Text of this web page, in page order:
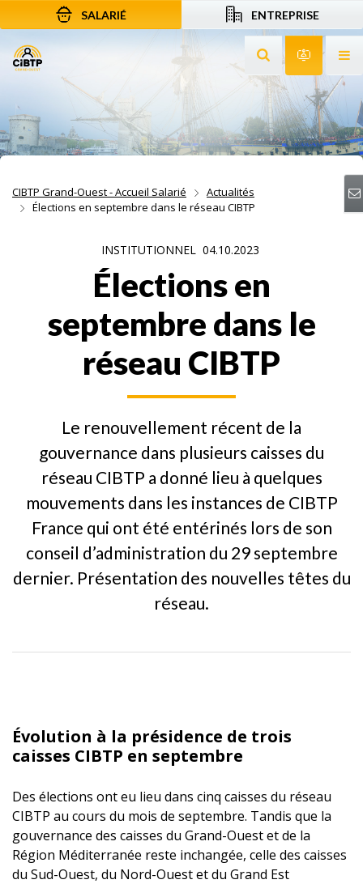
Aller au contenu
Aller à la recherche
Aller à la navigation
SALARIÉ ENTREPRISE
Rechercher sur
CIBTP Grand-Ouest - Accueil Salarié
Actualités
Élections en septembre dans le réseau CIBTP
INSTITUTIONNEL 04.10.2023
Élections en
septembre dans le
réseau CIBTP
Le renouvellement récent de la
gouvernance dans plusieurs caisses du
réseau CIBTP a donné lieu à quelques
mouvements dans les instances de CIBTP
France qui ont été entérinés lors de son
conseil d’administration du 29 septembre
dernier. Présentation des nouvelles têtes du
réseau.
Évolution à la présidence de trois
caisses CIBTP en septembre
Des élections ont eu lieu dans cinq caisses du réseau
CIBTP au cours du mois de septembre. Tandis que la
gouvernance des caisses du Grand-Ouest et de la
Région Méditerranée reste inchangée, celle des caisses
du Sud-Ouest, du Nord-Ouest et du Grand Est